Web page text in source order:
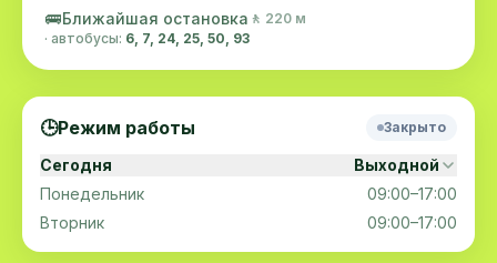
🚌Ближайшая остановка 🚶 220 м
· автобусы: 6, 7, 24, 25, 50, 93
🕒Режим работы Закрыто
Сегодня
Выходной
Понедельник
09:00–17:00
Вторник
09:00–17:00